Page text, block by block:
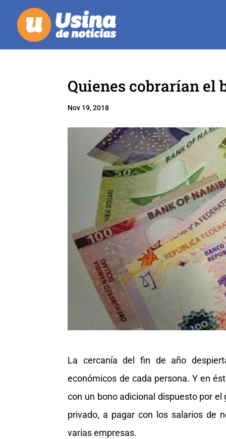
Quienes cobrarían el
Nov 19, 2018
La cercanía del fin de año
económicos de cada persona. Y en
con un bono adicional dispuesto por
privado, a pagar con los salarios de
varias empresas.